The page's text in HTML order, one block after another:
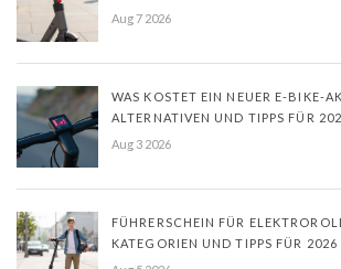
Aug 7 2026
WAS KOSTET EIN NEUER E-BIKE-
ALTERNATIVEN UND TIPPS FÜR
Aug 3 2026
FÜHRERSCHEIN FÜR
KATEGORIEN UND TIPPS FÜR 2026